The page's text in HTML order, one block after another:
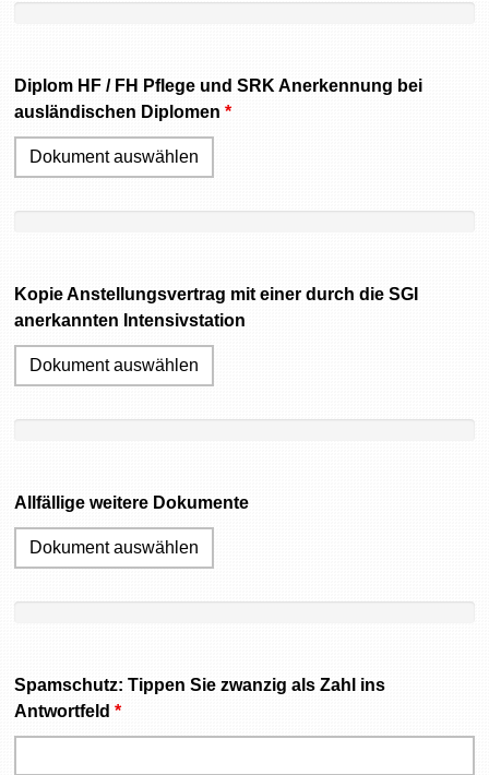
Diplom HF / FH Pflege und SRK Anerkennung bei
ausländischen Diplomen*
Dokument auswählen
Kopie Anstellungsvertrag mit einer durch die SGI
anerkannten Intensivstation
Dokument auswählen
Allfällige weitere Dokumente
Dokument auswählen
Spamschutz: Tippen Sie zwanzig als Zahl ins
Antwortfeld*